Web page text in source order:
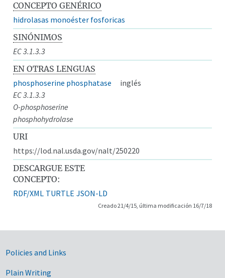
CONCEPTO GENÉRICO
hidrolasas monoéster fosforicas
SINÓNIMOS
EC 3.1.3.3
EN OTRAS LENGUAS
phosphoserine phosphatase
inglés
EC 3.1.3.3
O-phosphoserine
phosphohydrolase
URI
https://lod.nal.usda.gov/nalt/250220
DESCARGUE ESTE
CONCEPTO:
RDF/XML TURTLE JSON-LD
Creado 21/4/15, última modificación 16/7/18
Government Links
Policies and Links
Plain Writing